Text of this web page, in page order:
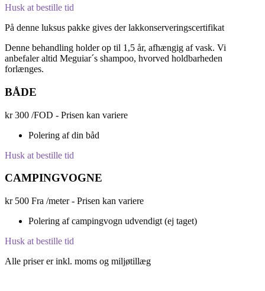
Husk at bestille tid
På denne luksus pakke gives der lakkonserveringscertifikat
Denne behandling holder op til 1,5 år, afhængig af vask. Vi
anbefaler altid Meguiar´s shampoo, hvorved holdbarheden
forlænges.
BÅDE
kr 300 /FOD - Prisen kan variere
Polering af din båd
Husk at bestille tid
CAMPINGVOGNE
kr 500 Fra /meter - Prisen kan variere
Polering af campingvogn udvendigt (ej taget)
Husk at bestille tid
Alle priser er inkl. moms og miljøtillæg